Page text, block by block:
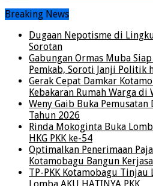
Breaking News
Dugaan Nepotisme di
Sorotan
Gabungan Ormas Muba
Pemkab, Soroti Janji Politik
Gerak Cepat Damkar
Kebakaran Rumah Warga
Weny Gaib Buka
Tahun 2026
Rinda Mokoginta Buka
HKG PKK ke-54
Optimalkan Penerimaan
Kotamobagu Bangun
TP-PKK Kotamobagu Tinjau